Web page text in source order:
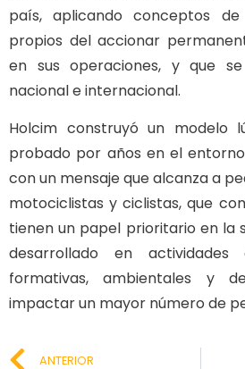
país, aplicando conceptos
propios del accionar
en sus operaciones, y que
nacional e internacional.
Holcim construyó un modelo
probado por años en el
con un mensaje que alcanza a
motociclistas y ciclistas, que
tienen un papel prioritario en la
desarrollado en actividades
formativas, ambientales y
impactar un mayor número de
ANTERIOR